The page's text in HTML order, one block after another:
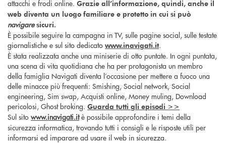
attacchi e frodi online. Grazie all’informazione, quindi, anche il
web diventa un luogo familiare e protetto in cui si può
navigaresicuri.
È possibile seguire la campagna in TV, sulle pagine social, sulle testate
giornalistiche e sul sito dedicato www.inavigati.it.
È stata realizzata anche una miniserie di otto puntate. In ogni puntata,
una scena di vita quotidiana che ha per protagonista un membro
della famiglia Navigati diventa l’occasione per mettere a fuoco una
delle minacce più frequenti: Smishing, Social network, Social
engineering, Sim swap, Acquisti online, Money muling, Download
pericolosi, Ghost broking. Guarda tutti gli episodi >>
Sul sitowww.inavigati.itè possibile approfondire i temi della
sicurezza informatica, trovando tutti i consigli e le risposte utili per
informarsi ed imparare ad usare il web in sicurezza.